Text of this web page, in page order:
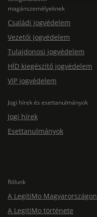
magánszemélyeknek
Családi jogvédelem
Vezetői jogvédelem
Tulajdonosi jogvédelem
HÍD kiegészítő jogvédelem
VIP jogvédelem
Jogi hírek és esettanulmányok
Jogi hírek
Esettanulmányok
Rólunk
A LegitiMo Magyarországon
A LegitiMo története